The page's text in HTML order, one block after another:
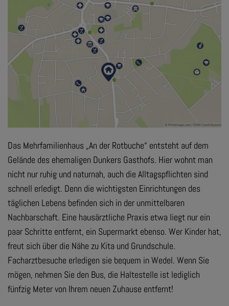
Das Mehrfamilienhaus „An der Rotbuche“ entsteht auf dem
Gelände des ehemaligen Dunkers Gasthofs. Hier wohnt man
nicht nur ruhig und naturnah, auch die Alltagspflichten sind
schnell erledigt. Denn die wichtigsten Einrichtungen des
täglichen Lebens befinden sich in der unmittelbaren
Nachbarschaft. Eine hausärztliche Praxis etwa liegt nur ein
paar Schritte entfernt, ein Supermarkt ebenso. Wer Kinder hat,
freut sich über die Nähe zu Kita und Grundschule.
Facharztbesuche erledigen sie bequem in Wedel. Wenn Sie
mögen, nehmen Sie den Bus, die Haltestelle ist lediglich
fünfzig Meter von Ihrem neuen Zuhause entfernt!